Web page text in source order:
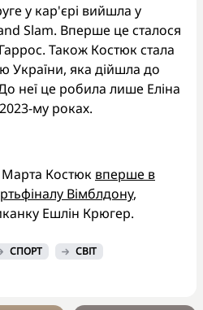
у кар'єрі вийшла у
Slam. Вперше це сталося
Також Костюк стала
України, яка дійшла до
неї це робила лише Еліна
му роках.
Марта Костюк вперше в
Вімблдону,
Ешлін Крюгер.
СПОРТ СВІТ